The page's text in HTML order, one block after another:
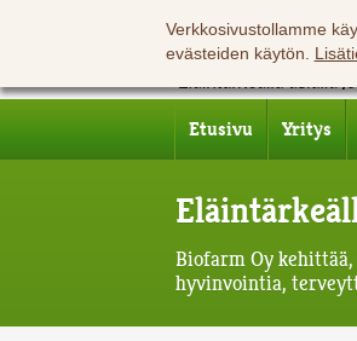
Verkkosivustollamme
evästeiden käytön.
Etusivu Yritys
Biofarm Oy
hyvinvointia,